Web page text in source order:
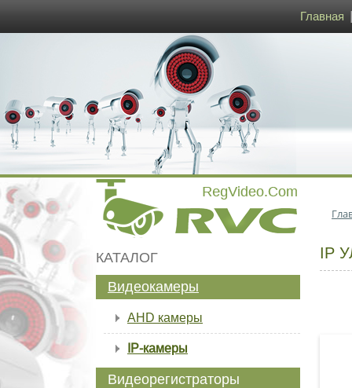
Главная
IP
КАТАЛОГ
Видеокамеры
AHD камеры
IP-камеры
Видеорегистраторы